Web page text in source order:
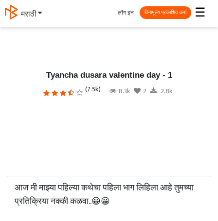
मराठी ☰
लॉग इन विनामूल्य प्रकाशित करा
Tyancha dusara valentine day - 1
(7.5k) 8.3k 2 2.8k
आज मी माझ्या पहिल्या कथेचा पहिला भाग लिहिला आहे तुमच्या
प्रतिक्रिया नक्की कळवा..😀😀